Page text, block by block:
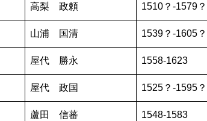
e
p
p
e
高梨 政頼 1510？-1579？
山浦 国清 1539？-1605？
屋代 勝永 1558-1623
屋代 政国 1525？-1595？
蘆田 信蕃 1548-1583